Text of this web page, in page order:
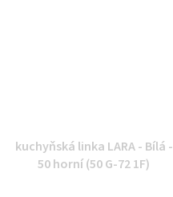
kuchyňská linka LARA - Bílá -
50 horní (50 G-72 1F)